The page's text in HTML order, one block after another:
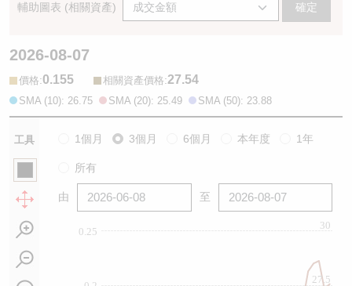
輔助圖表 (相關資產) 確定
2026-08-07
價格:0.155 相關資產價格:27.54
SMA (10): 26.75 SMA (20): 25.49 SMA (50): 23.88
工具 1個月 3個月 6個月 本年度 1年
所有
由 至
0.25
27.5
30